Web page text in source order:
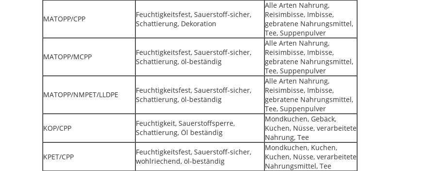
MATOPP/CPP
Feuchtigkeitsfest, Sauerstoff-sicher,
Schattierung, Dekoration
Alle Arten Nahrung,
Reisimbisse, Imbisse,
gebratene Nahrungsmittel,
Tee, Suppenpulver
MATOPP/MCPP
Feuchtigkeitsfest, Sauerstoff-sicher,
Schattierung, öl-beständig
Alle Arten Nahrung,
Reisimbisse, Imbisse,
gebratene Nahrungsmittel,
Tee, Suppenpulver
MATOPP/NMPET/LLDPE
Feuchtigkeitsfest, Sauerstoff-sicher,
Schattierung, öl-beständig
Alle Arten Nahrung,
Reisimbisse, Imbisse,
gebratene Nahrungsmittel,
Tee, Suppenpulver
KOP/CPP
Feuchtigkeit, Sauerstoffsperre,
Schattierung, Öl beständig
Mondkuchen, Gebäck,
Kuchen, Nüsse, verarbeitete
Nahrung, Tee
KPET/CPP
Feuchtigkeitsfest, Sauerstoff-sicher,
wohlriechend, öl-beständig
Mondkuchen, Kuchen,
Kuchen, Nüsse, verarbeitete
Nahrungsmittel, Tee